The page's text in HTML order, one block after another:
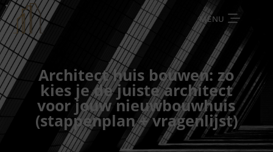
MENU
Architect huis bouwen: zo
kies je de juiste architect
voor jouw nieuwbouwhuis
(stappenplan + vragenlijst)